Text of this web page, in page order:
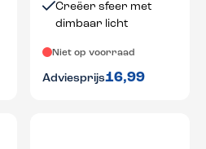
Creëer sfeer met
dimbaar licht
Niet op voorraad
Adviesprijs16,99